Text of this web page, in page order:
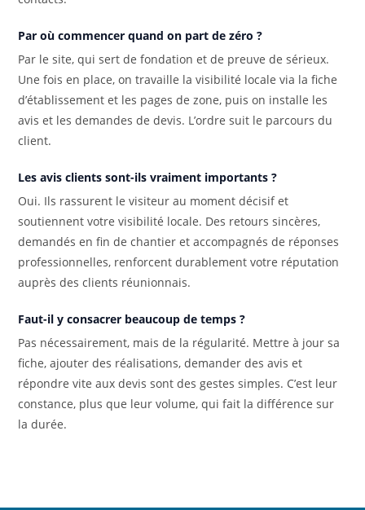
Par où commencer quand on part de zéro ?
Par le site, qui sert de fondation et de preuve de sérieux.
Une fois en place, on travaille la visibilité locale via la fiche
d’établissement et les pages de zone, puis on installe les
avis et les demandes de devis. L’ordre suit le parcours du
client.
Les avis clients sont-ils vraiment importants ?
Oui. Ils rassurent le visiteur au moment décisif et
soutiennent votre visibilité locale. Des retours sincères,
demandés en fin de chantier et accompagnés de réponses
professionnelles, renforcent durablement votre réputation
auprès des clients réunionnais.
Faut-il y consacrer beaucoup de temps ?
Pas nécessairement, mais de la régularité. Mettre à jour sa
fiche, ajouter des réalisations, demander des avis et
répondre vite aux devis sont des gestes simples. C’est leur
constance, plus que leur volume, qui fait la différence sur
la durée.